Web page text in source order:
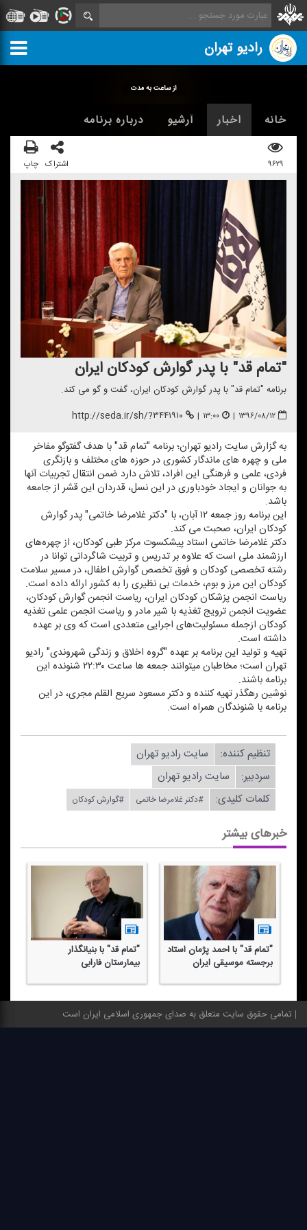
رادیو تهران
از ساعت به مدت
خانه اخبار آرشیو درباره برنامه
۹۶۲۹ اشتراک چاپ
"تمام قد" با پدر گوارش كودكان ایران
برنامه "تمام قد" با پدر گوارش كودكان ایران، گفت و گو می كند.
۱۳۹۶/۰۸/۱۲ | ۱۳:۰۰ | http://seda.ir/sh/?۳۴۴۱۹۱۰
به گزارش سایت رادیو تهران؛ برنامه "تمام قد" با هدف گفت‎وگو مفاخر
ملی و چهره های ماندگار كشوری در حوزه های مختلف و بازنگری
فردی، علمی و فرهنگی این افراد، تلاش دارد ضمن انتقال تجربیات آنها
به جوانان و ایجاد خودباوری در این نسل، قدردان این قشر از جامعه
باشد.
این برنامه روز جمعه ۱۲ آبان، با "دكتر غلامرضا خاتمی" پدر گوارش
كودكان ایران، صحبت می كند.
دكتر غلامرضا خاتمی استاد پیشكسوت مركز طبی كودكان، از چهره‌های
ارزشمند ملی است كه علاوه بر تدریس و تربیت شاگردانی توانا در
رشته تخصصی كودكان و فوق تخصص گوارش اطفال، در مسیر سلامت
كودكان این مرز و بوم، خدمات بی نظیری را به كشور ارائه داده است.
ریاست انجمن پزشكان كودكان ایران، ریاست انجمن گوارش كودكان،
عضویت انجمن ترویج تغذیه با شیر مادر و ریاست انجمن علمی تغذیه
كودكان ازجمله مسئولیت‌های اجرایی متعددی است كه وی بر عهده
داشته است.
تهیه و تولید این برنامه بر عهده "گروه اخلاق و زندگی شهروندی" رادیو
تهران است؛ مخاطبان می‎توانند جمعه ها ساعت ۲۲:۳۰ شنونده این
برنامه باشند.
نوشین رهگذر تهیه كننده و دكتر مسعود سریع القلم مجری، در این
برنامه با شنوندگان همراه است.
تنظیم كننده:
سایت رادیو تهران
سردبیر:
سایت رادیو تهران
کلمات کلیدی:
#دكتر غلامرضا خاتمی #گوارش كودكان
خبرهای بیشتر
"تمام قد" با احمد پژمان استاد
برجسته موسیقی ایران
"تمام قد" با بنیانگذار
بیمارستان فارابی
تمامی حقوق سایت متعلق به صدای جمهوری اسلامی ایران است